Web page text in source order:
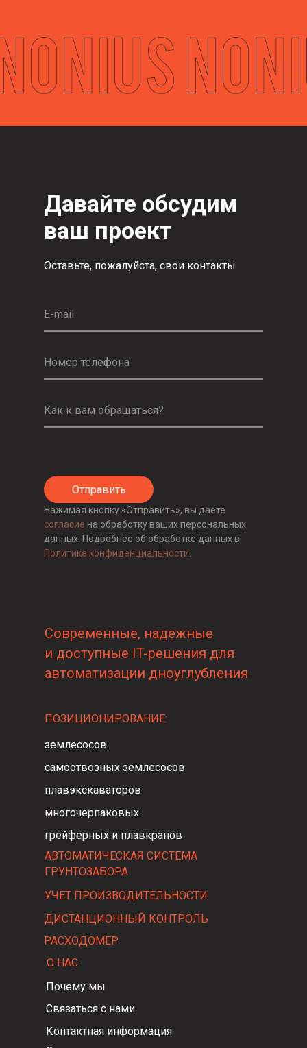
Давайте обсудим
ваш проект
Оставьте, пожалуйста, свои контакты
Отправить
Нажимая кнопку «Отправить», вы даете
согласие на обработку ваших персональных
данных. Подробнее об обработке данных в
Политике конфиденциальности
Современные, надежные
и доступные IT-решения для
автоматизации дноуглубления
ПОЗИЦИОНИРОВАНИЕ:
землесосов
ДИСТАНЦИОННЫЙ КОНТРОЛЬ
УЧЕТ ПРОИЗВОДИТЕЛЬНОСТИ
О НАС
Почему мы
Связаться с нами
Контактная информация
самоотвозных землесосов
плавэкскаваторов
многочерпаковых
грейферных и плавкранов
РАСХОДОМЕР
АВТОМАТИЧЕСКАЯ СИСТЕМА
ГРУНТОЗАБОРА